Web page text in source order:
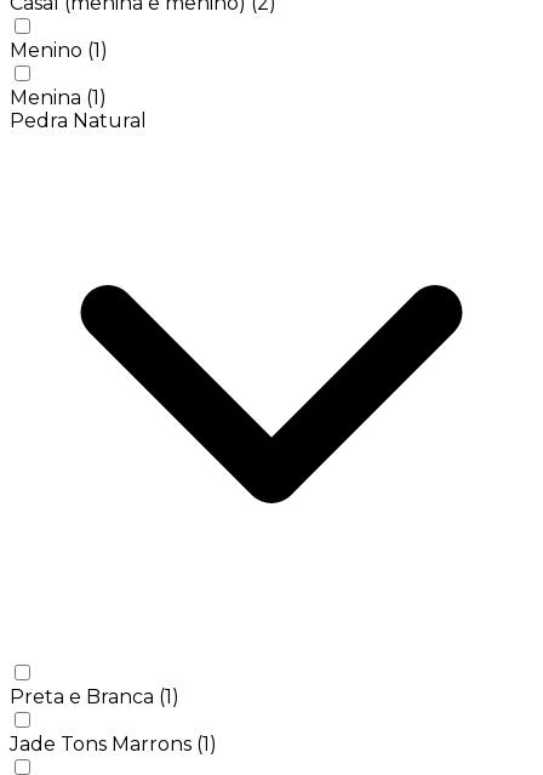
Menino (1)
Menina (1)
Pedra Natural
Preta e Branca (1)
Jade Tons Marrons (1)